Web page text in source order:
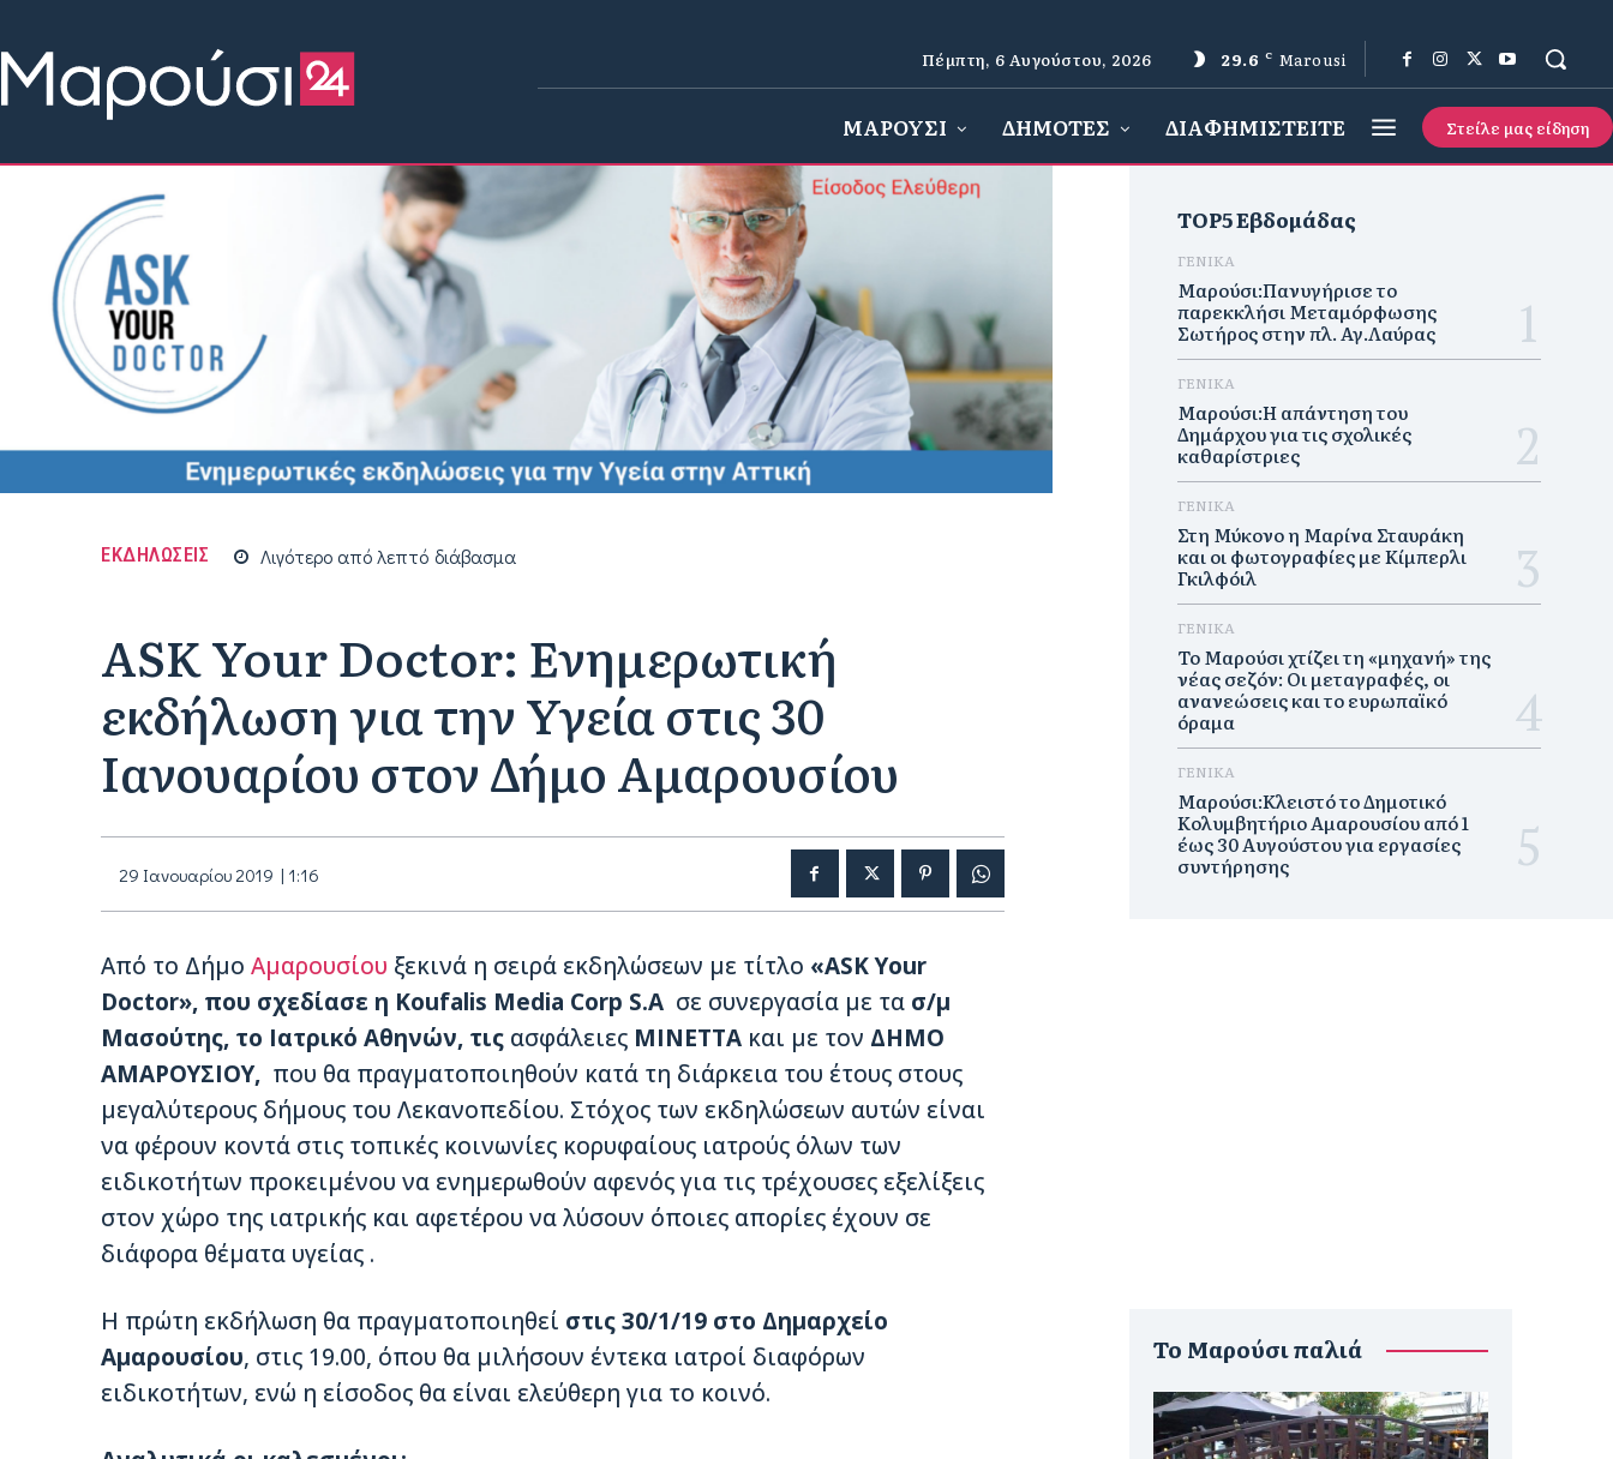
Πέμπτη, 6 Αυγούστου, 2026 29.6 C Marousi
ΜΑΡΟΥΣΙ ΔΗΜΟΤΕΣ ΔΙΑΦΗΜΙΣΤΕΙΤΕ Στείλε μας είδηση
ΕΚΔΗΛΩΣΕΙΣ Λιγότερο απόλεπτό διάβασμα
ASK Your Doctor: Ενημερωτική
εκδήλωση για την Υγεία στις 30
Ιανουαρίου στον Δήμο Αμαρουσίου
29 Ιανουαρίου 2019 | 1:16
Από το Δήμο Αμαρουσίου ξεκινά η σειρά εκδηλώσεων με τίτλο «ASK Your
Doctor», που σχεδίασε η Koufalis Media Corp S.A σε συνεργασία με τα σ/μ
Μασούτης, το Ιατρικό Αθηνών, τις ασφάλειες ΜΙΝΕΤΤΑ και με τον ΔΗΜΟ
ΑΜΑΡΟΥΣΙΟΥ, που θα πραγματοποιηθούν κατά τη διάρκεια του έτους στους
μεγαλύτερους δήμους του Λεκανοπεδίου. Στόχος των εκδηλώσεων αυτών είναι
να φέρουν κοντά στις τοπικές κοινωνίες κορυφαίους ιατρούς όλων των
ειδικοτήτων προκειμένου να ενημερωθούν αφενός για τις τρέχουσες εξελίξεις
στον χώρο της ιατρικής και αφετέρου να λύσουν όποιες απορίες έχουν σε
διάφορα θέματα υγείας .
Η πρώτη εκδήλωση θα πραγματοποιηθεί στις 30/1/19 στο Δημαρχείο
Αμαρουσίου, στις 19.00, όπου θα μιλήσουν έντεκα ιατροί διαφόρων
ειδικοτήτων, ενώ η είσοδος θα είναι ελεύθερη για το κοινό.
TOP5 Εβδομάδας
ΓΕΝΙΚΑ
Μαρούσι:Πανυγήρισε το
παρεκκλήσι Μεταμόρφωσης
Σωτήρος στην πλ. Αγ.Λαύρας
ΓΕΝΙΚΑ
Μαρούσι:Η απάντηση του
Δημάρχου για τις σχολικές
καθαρίστριες
ΓΕΝΙΚΑ
Στη Μύκονο η Μαρίνα Σταυράκη
και οι φωτογραφίες με Κίμπερλι
Γκιλφόιλ
ΓΕΝΙΚΑ
Το Μαρούσι χτίζει τη «μηχανή» της
νέας σεζόν: Οι μεταγραφές, οι
ανανεώσεις και το ευρωπαϊκό
όραμα
ΓΕΝΙΚΑ
Μαρούσι:Κλειστό το Δημοτικό
Κολυμβητήριο Αμαρουσίου από 1
έως 30 Αυγούστου για εργασίες
συντήρησης
To Μαρούσι παλιά